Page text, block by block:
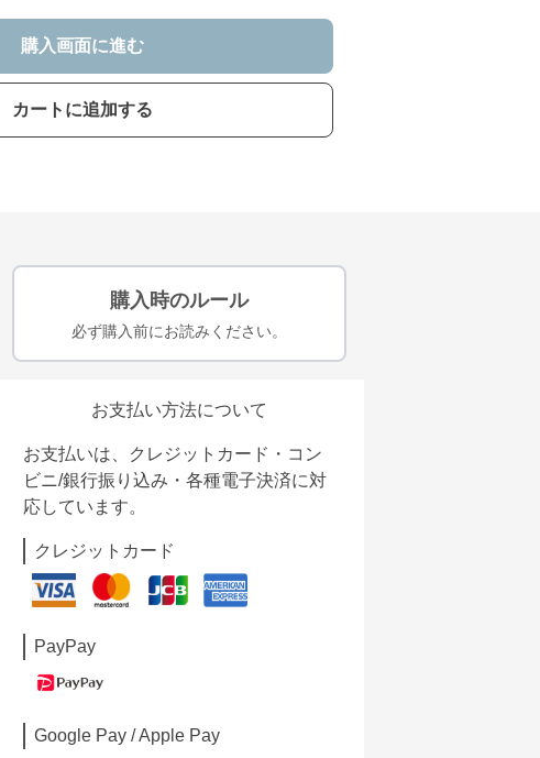
購入画面に進む
カートに追加する
購入時のルール
必ず購入前にお読みください。
お支払い方法について
お支払いは、クレジットカード・コン
ビニ/銀行振り込み・各種電子決済に対
応しています。
クレジットカード
PayPay
Google Pay / Apple Pay